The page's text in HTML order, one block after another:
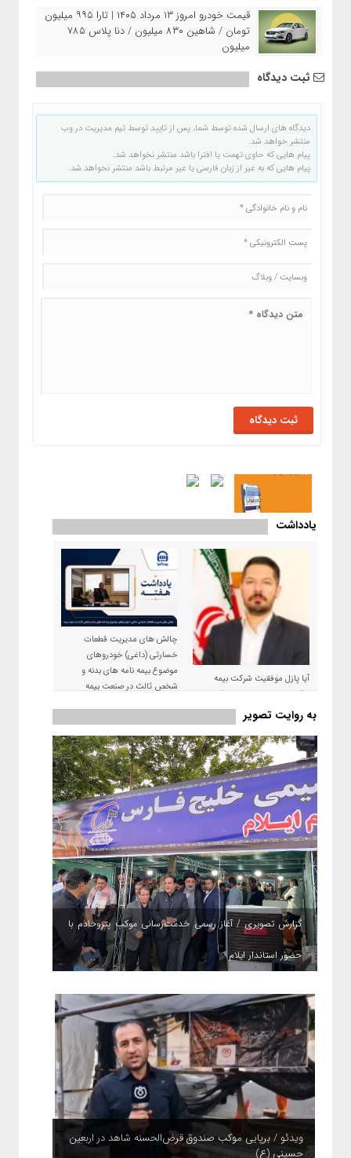
قیمت خودرو امروز ۱۳ مرداد ۱۴۰۵ | تارا ۹۹۵ میلیون
تومان / شاهین ۸۳۰ میلیون / دنا پلاس ۷۸۵
میلیون
ثبت دیدگاه
دیدگاه های ارسال شده توسط شما، پس از تایید توسط تیم مدیریت در وب
منتشر خواهد شد.
پیام هایی که حاوی تهمت یا افترا باشد منتشر نخواهد شد.
پیام هایی که به غیر از زبان فارسی یا غیر مرتبط باشد منتشر نخواهد شد.
یادداشت
آیا پازل موفقیت شرکت بیمه
حکمت صبا در سال ۱۴۰۵ کامل می
شود؟!
چالش های مدیریت قطعات
خسارتی (داغی) خودروهای
موضوع بیمه نامه های بدنه و
شخص ثالث در صنعت بیمه
به روایت تصویر
گزارش تصویری / آغاز رسمی خدمت‌رسانی موکب پتروخادم با
حضور استاندار ایلام
ویدئو / برپایی موکب صندوق قرض‌الحسنه شاهد در اربعین
حسینی (ع)